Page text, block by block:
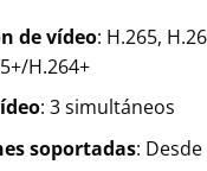
de vídeo: H.265,
H.264+
: 3 simultáneos
soportadas: Desde